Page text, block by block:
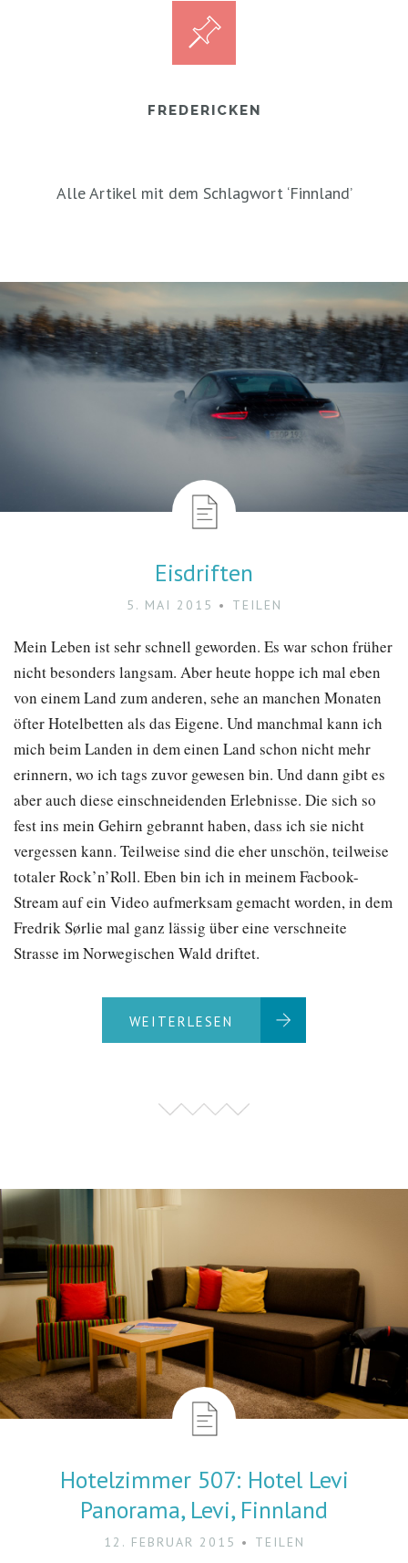
FREDERICKEN
Alle Artikel mit dem Schlagwort ‘Finnland’
Eisdriften
5. MAI 2015 TEILEN
Mein Leben ist sehr schnell geworden. Es war schon früher
nicht besonders langsam. Aber heute hoppe ich mal eben
von einem Land zum anderen, sehe an manchen Monaten
öfter Hotelbetten als das Eigene. Und manchmal kann ich
mich beim Landen in dem einen Land schon nicht mehr
erinnern, wo ich tags zuvor gewesen bin. Und dann gibt es
aber auch diese einschneidenden Erlebnisse. Die sich so
fest ins mein Gehirn gebrannt haben, dass ich sie nicht
vergessen kann. Teilweise sind die eher unschön, teilweise
totaler Rock’n’Roll. Eben bin ich in meinem Facbook-
Stream auf ein Video aufmerksam gemacht worden, in dem
Fredrik Sørlie mal ganz lässig über eine verschneite
Strasse im Norwegischen Wald driftet.
WEITERLESEN
Hotelzimmer 507: Hotel Levi
Panorama, Levi, Finnland
12. FEBRUAR 2015 TEILEN